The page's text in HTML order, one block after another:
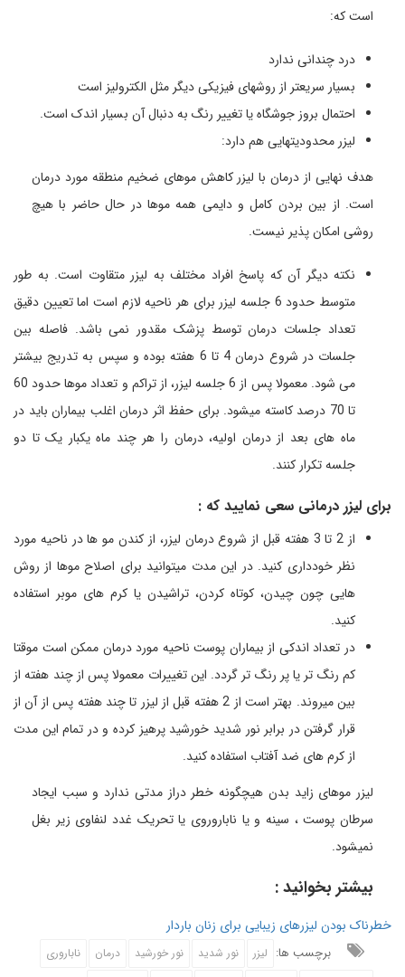
است که:
درد چندانی ندارد
بسیار سریعتر از روشهای فیزیکی دیگر مثل الکترولیز است
احتمال بروز جوشگاه یا تغییر رنگ به دنبال آن بسیار اندک است.
لیزر محدودیتهایی هم دارد:
هدف نهایی از درمان با لیزر کاهش موهای ضخیم منطقه مورد درمان
است. از بین بردن کامل و دایمی همه موها در حال حاضر با هیچ
روشی امکان پذیر نیست.
نکته دیگر آن که پاسخ افراد مختلف به لیزر متقاوت است. به طور
متوسط حدود 6 جلسه لیزر برای هر ناحیه لازم است اما تعیین دقیق
تعداد جلسات درمان توسط پزشک مقدور نمی باشد. فاصله بین
جلسات در شروع درمان 4 تا 6 هفته بوده و سپس به تدریج بیشتر
می شود. معمولا پس از 6 جلسه لیزر، از تراکم و تعداد موها حدود 60
تا 70 درصد کاسته میشود. برای حفظ اثر درمان اغلب بیماران باید در
ماه های بعد از درمان اولیه، درمان را هر چند ماه یکبار یک تا دو
جلسه تکرار کنند.
برای لیزر درمانی سعی نمایید که :
از 2 تا 3 هفته قبل از شروع درمان لیزر، از کندن مو ها در ناحیه مورد
نظر خودداری کنید. در این مدت میتوانید برای اصلاح موها از روش
هایی چون چیدن، کوتاه کردن، تراشیدن یا کرم های موبر استفاده
کنید.
در تعداد اندکی از بیماران پوست ناحیه مورد درمان ممکن است موقتا
کم رنگ تر یا پر رنگ تر گردد. این تغییرات معمولا پس از چند هفته از
بین میروند. بهتر است از 2 هفته قبل از لیزر تا چند هفته پس از آن از
قرار گرفتن در برابر نور شدید خورشید پرهیز کرده و در تمام این مدت
از کرم های ضد آفتاب استفاده کنید.
لیزر موهای زاید بدن هیچگونه خطر دراز مدتی ندارد و سبب ایجاد
سرطان پوست ، سینه و یا ناباروروی یا تحریک غدد لنفاوی زیر بغل
نمیشود.
بیشتر بخوانید :
خطرناک بودن لیزرهای زیبایی برای زنان باردار
برچسب ها: لیزر نور شدید نور خورشید درمان
ناباروری